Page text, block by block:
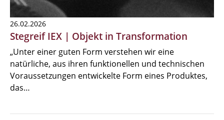
26.02.2026
Stegreif IEX | Objekt in Transformation
„Unter einer guten Form verstehen wir eine
natürliche, aus ihren funktionellen und technischen
Voraussetzungen entwickelte Form eines Produktes,
das…